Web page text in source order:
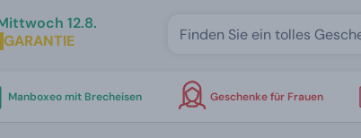
12.8.
GARANTIE
Manboxeo mit Brecheisen Geschenke für Frauen